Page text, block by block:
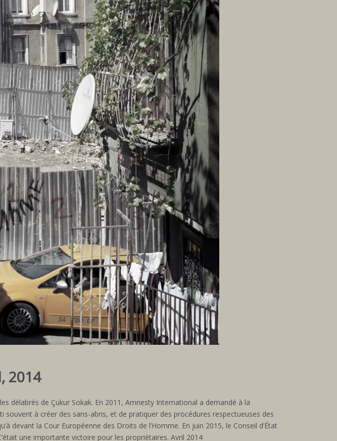
2014
délabrés de Çukur Sokak. En 2011, Amnesty International a demandé à la
à créer des sans-abris, et de pratiquer des procédures respectueuses des
devant la Cour Européenne des Droits de l’Homme. En juin 2015, le Conseil d’État
une importante victoire pour les propriétaires. Avril 2014